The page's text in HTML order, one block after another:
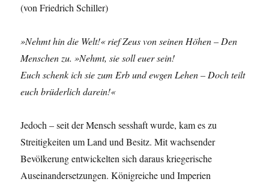
(von Friedrich Schiller)
»Nehmt hin die Welt!« rief Zeus von seinen Höhen – Den
Menschen zu. »Nehmt, sie soll euer sein!
Euch schenk ich sie zum Erb und ewgen Lehen – Doch teilt
euch brüderlich darein!«
Jedoch – seit der Mensch sesshaft wurde, kam es zu
Streitigkeiten um Land und Besitz. Mit wachsender
Bevölkerung entwickelten sich daraus kriegerische
Auseinandersetzungen. Königreiche und Imperien